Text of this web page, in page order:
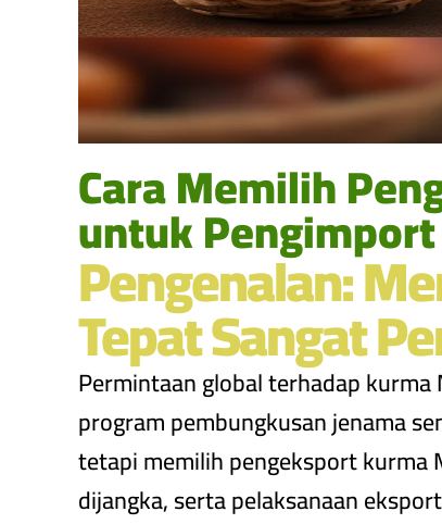
Cara Memilih
untuk
Pengenalan:
Tepat Sangat
Permintaan global terhadap
program pembungkusan jenama
tetapi memilih pengeksport kurma
dijangka, serta pelaksanaan